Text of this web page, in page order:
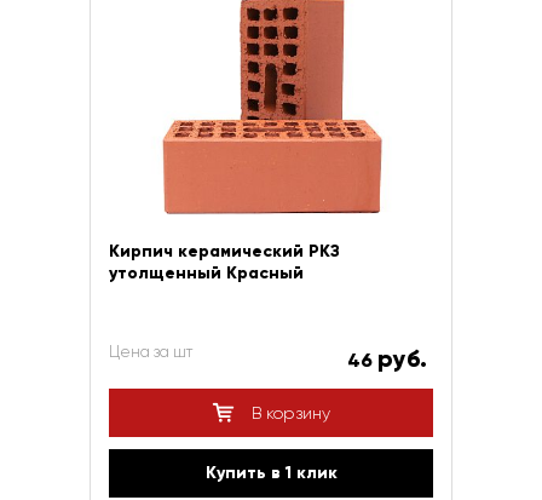
Кирпич керамический РКЗ
утолщенный Красный
Цена за шт 46 руб.
В корзину
Купить в 1 клик